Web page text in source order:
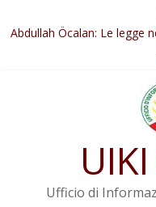
Il KNK chiede un’azione
Abdullah Öcalan: Le legge
Inizia la seconda fase del
Commissione donne del
Non tenere conto della
l’attuazione della legge
Ufficio di